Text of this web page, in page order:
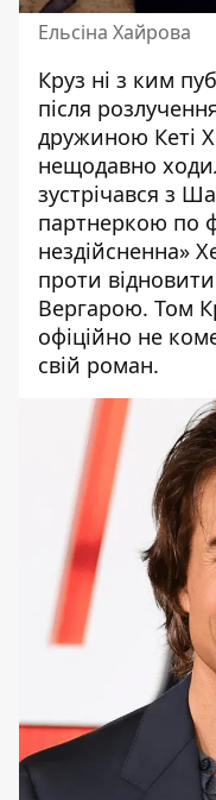
Ельсіна Хайрова
Круз ні з ким
після
дружиною Кеті
нещодавно
зустрічався з
партнеркою по
нездійсненна»
проти
Вергарою. Том
офіційно не
свій роман.